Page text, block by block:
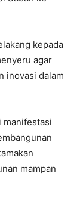
kepada
agar
inovasi dalam
manifestasi
mampan